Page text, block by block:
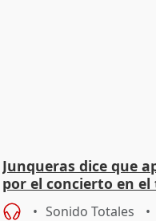
Junqueras dice que
por el concierto en
Sonido Totales